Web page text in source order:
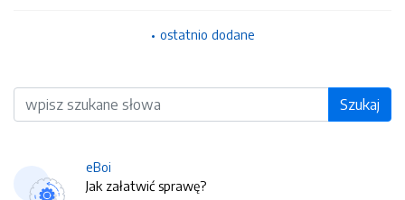
ostatnio dodane
Wyszukiwarka Szukaj
eBoi
Jak załatwić sprawę?